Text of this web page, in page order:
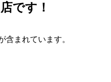
です！
含まれています。